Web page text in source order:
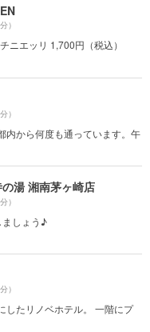
）
ニエッリ 1,700円（税込）
）
内から何度も通っています。午
湯 湘南茅ヶ崎店
）
ましょう♪
）
したリノベホテル。 一階にプ